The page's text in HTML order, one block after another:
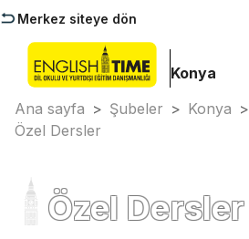
Merkez siteye dön
Konya
Ana sayfa > Şubeler > Konya >
Özel Dersler
Özel Dersler